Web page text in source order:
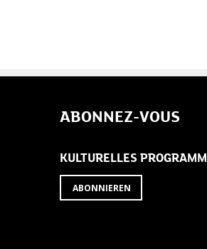
ABONNEZ-VOUS
KULTURELLES PROGRAMM
ABONNIEREN